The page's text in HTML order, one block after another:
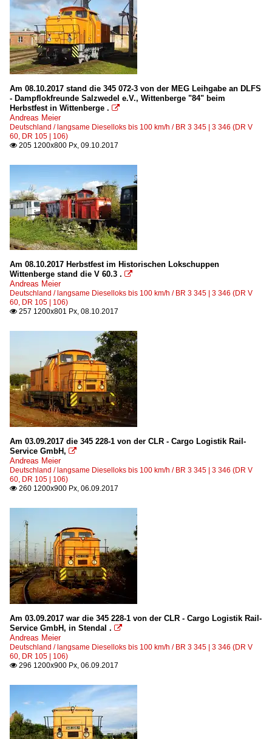
Am 08.10.2017 stand die 345 072-3 von der MEG Leihgabe an DLFS
- Dampflokfreunde Salzwedel e.V., Wittenberge "84" beim
Herbstfest in Wittenberge . 
Andreas Meier
Deutschland / langsame Dieselloks bis 100 km/h / BR 3 345 | 3 346 (DR V
60, DR 105 | 106)
 205 1200x800 Px, 09.10.2017
Am 08.10.2017 Herbstfest im Historischen Lokschuppen
Wittenberge stand die V 60.3 . 
Andreas Meier
Deutschland / langsame Dieselloks bis 100 km/h / BR 3 345 | 3 346 (DR V
60, DR 105 | 106)
 257 1200x801 Px, 08.10.2017
Am 03.09.2017 die 345 228-1 von der CLR - Cargo Logistik Rail-
Service GmbH, 
Andreas Meier
Deutschland / langsame Dieselloks bis 100 km/h / BR 3 345 | 3 346 (DR V
60, DR 105 | 106)
 260 1200x900 Px, 06.09.2017
Am 03.09.2017 war die 345 228-1 von der CLR - Cargo Logistik Rail-
Service GmbH, in Stendal . 
Andreas Meier
Deutschland / langsame Dieselloks bis 100 km/h / BR 3 345 | 3 346 (DR V
60, DR 105 | 106)
 296 1200x900 Px, 06.09.2017